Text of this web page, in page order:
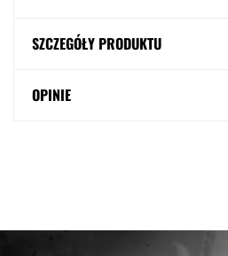
SZCZEGÓŁY PRODUKTU
OPINIE